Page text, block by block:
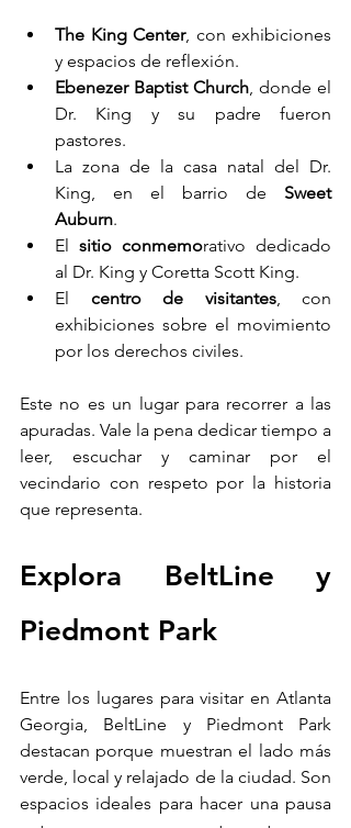
The King Center, con exhibiciones
y espacios de reflexión.
Ebenezer Baptist Church, donde el
Dr. King y su padre fueron
pastores.
La zona de la casa natal del Dr.
King, en el barrio de Sweet
Auburn.
El sitio conmemorativo dedicado
al Dr. King y Coretta Scott King.
El centro de visitantes, con
exhibiciones sobre el movimiento
por los derechos civiles.
Este no es un lugar para recorrer a las
apuradas. Vale la pena dedicar tiempo a
leer, escuchar y caminar por el
vecindario con respeto por la historia
que representa.
Explora BeltLine y
Piedmont Park
Entre los lugares para visitar en Atlanta
Georgia, BeltLine y Piedmont Park
destacan porque muestran el lado más
verde, local y relajado de la ciudad. Son
espacios ideales para hacer una pausa